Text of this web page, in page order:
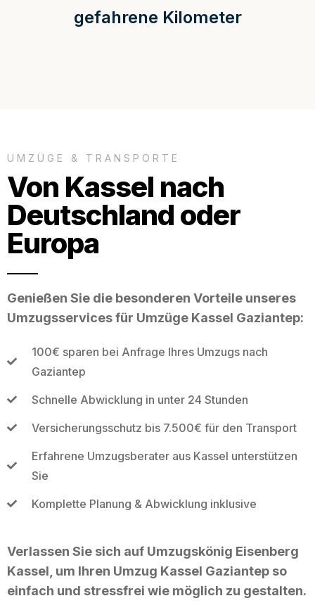
gefahrene Kilometer
UMZÜGE & TRANSPORTE
Von Kassel nach
Deutschland oder
Europa
Genießen Sie die besonderen Vorteile unseres
Umzugsservices für Umzüge Kassel Gaziantep:
100€ sparen bei Anfrage Ihres Umzugs nach
Gaziantep
Schnelle Abwicklung in unter 24 Stunden
Versicherungsschutz bis 7.500€ für den Transport
Erfahrene Umzugsberater aus Kassel unterstützen
Sie
Komplette Planung & Abwicklung inklusive
Verlassen Sie sich auf Umzugskönig Eisenberg
Kassel, um Ihren Umzug Kassel Gaziantep so
einfach und stressfrei wie möglich zu gestalten.